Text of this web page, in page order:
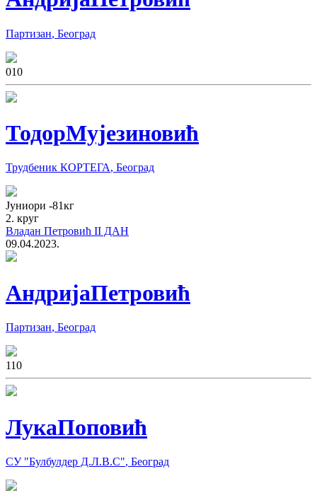
Партизан, Београд
010
ТодорМујезиновић
Трудбеник КОРТЕГА, Београд
Јуниори -81кг
2. круг
Владан Петровић II ДАН
09.04.2023.
АндријаПетровић
Партизан, Београд
110
ЛукаПоповић
СУ "Булбулдер Д.Л.В.С", Београд